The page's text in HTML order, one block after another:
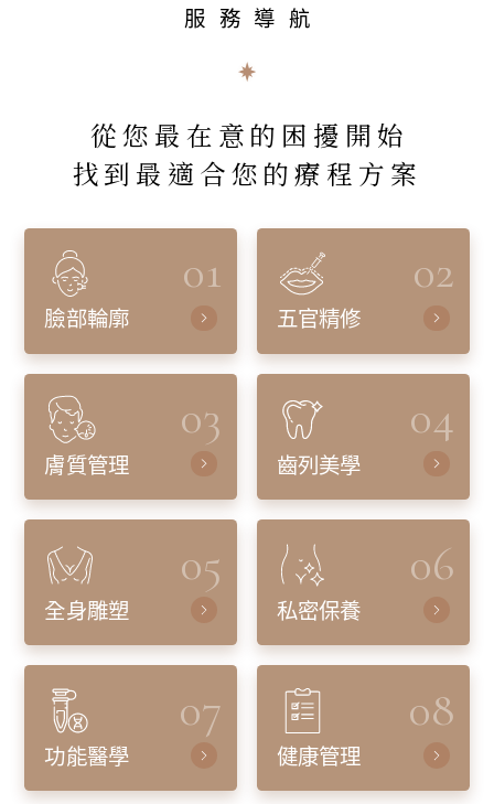
服務導航
從您最在意的困擾開始
找到最適合您的療程方案
01
臉部輪廓
02
五官精修
03
膚質管理
04
齒列美學
05
全身雕塑
06
私密保養
07
功能醫學
08
健康管理